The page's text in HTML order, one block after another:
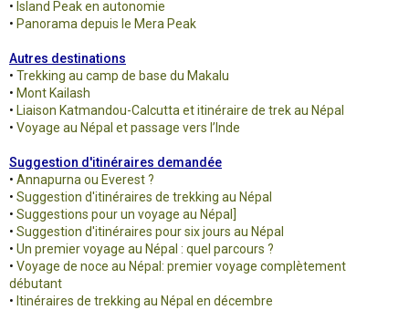
• Island Peak en autonomie
• Panorama depuis le Mera Peak
Autres destinations
• Trekking au camp de base du Makalu
• Mont Kailash
• Liaison Katmandou-Calcutta et itinéraire de trek au Népal
• Voyage au Népal et passage vers l’Inde
Suggestion d'itinéraires demandée
• Annapurna ou Everest ?
• Suggestion d'itinéraires de trekking au Népal
• Suggestions pour un voyage au Népal]
• Suggestion d'itinéraires pour six jours au Népal
• Un premier voyage au Népal : quel parcours ?
• Voyage de noce au Népal: premier voyage complètement
débutant
• Itinéraires de trekking au Népal en décembre